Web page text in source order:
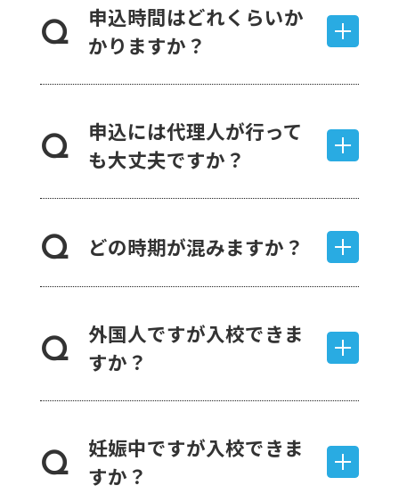
Q
申込時間はどれくらいか
かりますか？
Q
申込には代理人が行って
も大丈夫ですか？
Q どの時期が混みますか？
Q
外国人ですが入校できま
すか？
Q
妊娠中ですが入校できま
すか？